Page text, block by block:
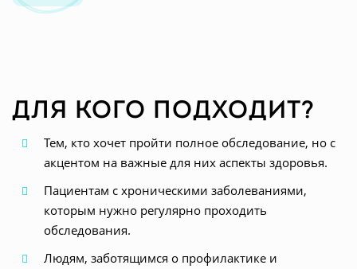
Для кого подходит?
Тем, кто хочет пройти полное обследование, но с
акцентом на важные для них аспекты здоровья.
Пациентам с хроническими заболеваниями,
которым нужно регулярно проходить
обследования.
Людям, заботящимся о профилактике и